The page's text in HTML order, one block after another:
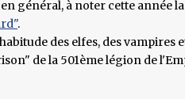
général, à noter cette année
.
des elfes, des vampires
de la 501ème légion de